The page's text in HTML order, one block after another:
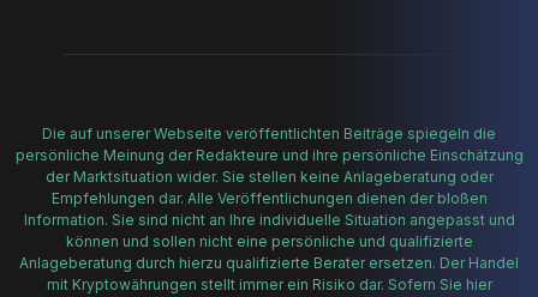
Die auf unserer Webseite veröffentlichten Beiträge spiegeln die
persönliche Meinung der Redakteure und ihre persönliche Einschätzung
der Marktsituation wider. Sie stellen keine Anlageberatung oder
Empfehlungen dar. Alle Veröffentlichungen dienen der bloßen
Information. Sie sind nicht an Ihre individuelle Situation angepasst und
können und sollen nicht eine persönliche und qualifizierte
Anlageberatung durch hierzu qualifizierte Berater ersetzen. Der Handel
mit Kryptowährungen stellt immer ein Risiko dar. Sofern Sie hier